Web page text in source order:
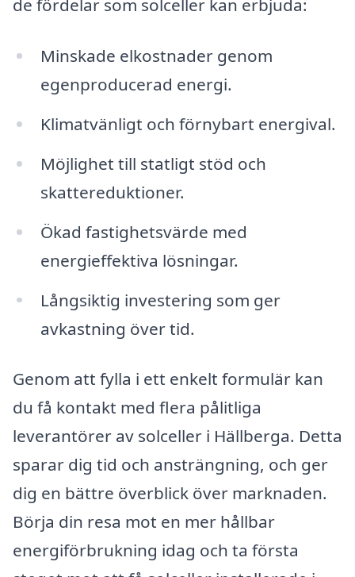
de fördelar som solceller kan erbjuda:
Minskade elkostnader genom
egenproducerad energi.
Klimatvänligt och förnybart energival.
Möjlighet till statligt stöd och
skattereduktioner.
Ökad fastighetsvärde med
energieffektiva lösningar.
Långsiktig investering som ger
avkastning över tid.
Genom att fylla i ett enkelt formulär kan
du få kontakt med flera pålitliga
leverantörer av solceller i Hällberga. Detta
sparar dig tid och ansträngning, och ger
dig en bättre överblick över marknaden.
Börja din resa mot en mer hållbar
energiförbrukning idag och ta första